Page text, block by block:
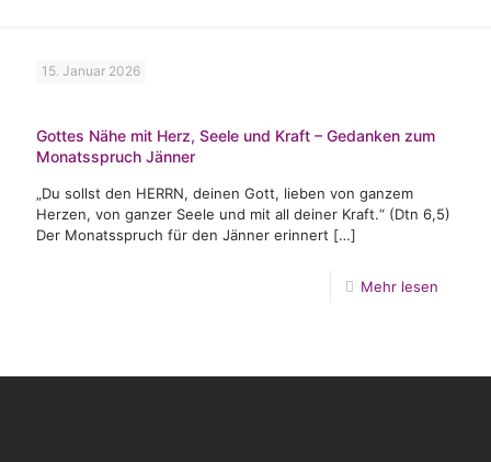
15. Januar 2026
Gottes Nähe mit Herz, Seele und Kraft – Gedanken zum
Monatsspruch Jänner
„Du sollst den HERRN, deinen Gott, lieben von ganzem
Herzen, von ganzer Seele und mit all deiner Kraft.“ (Dtn 6,5)
Der Monatsspruch für den Jänner erinnert […]
Mehr lesen